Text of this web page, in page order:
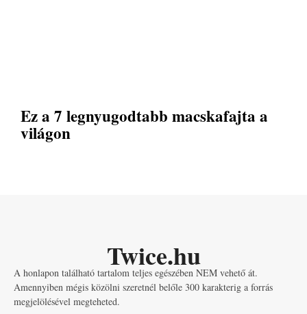
Ez a 7 legnyugodtabb macskafajta a
világon
Twice.hu
A honlapon található tartalom teljes egészében NEM vehető át.
Amennyiben mégis közölni szeretnél belőle 300 karakterig a forrás
megjelölésével megteheted.